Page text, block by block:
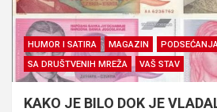
HUMOR I SATIRA MAGAZIN
SA DRUŠTVENIH MREŽA
VAŠ STAV
KAKO JE BILO DOK JE